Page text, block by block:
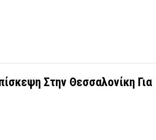
Στην Θεσσαλονίκη Για